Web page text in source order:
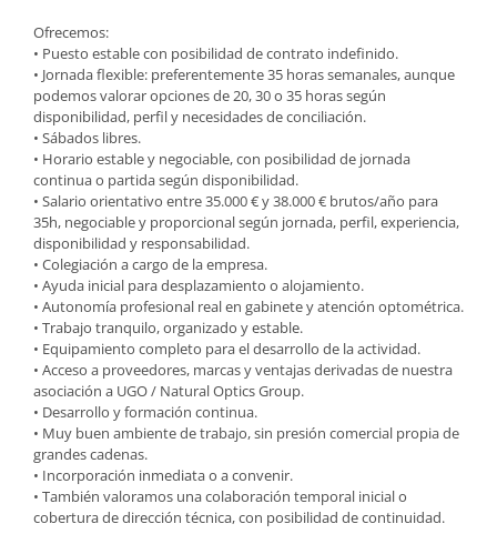
Ofrecemos:
• Puesto estable con posibilidad de contrato indefinido.
• Jornada flexible: preferentemente 35 horas semanales, aunque
podemos valorar opciones de 20, 30 o 35 horas según
disponibilidad, perfil y necesidades de conciliación.
• Sábados libres.
• Horario estable y negociable, con posibilidad de jornada
continua o partida según disponibilidad.
• Salario orientativo entre 35.000 € y 38.000 € brutos/año para
35h, negociable y proporcional según jornada, perfil, experiencia,
disponibilidad y responsabilidad.
• Colegiación a cargo de la empresa.
• Ayuda inicial para desplazamiento o alojamiento.
• Autonomía profesional real en gabinete y atención optométrica.
• Trabajo tranquilo, organizado y estable.
• Equipamiento completo para el desarrollo de la actividad.
• Acceso a proveedores, marcas y ventajas derivadas de nuestra
asociación a UGO / Natural Optics Group.
• Desarrollo y formación continua.
• Muy buen ambiente de trabajo, sin presión comercial propia de
grandes cadenas.
• Incorporación inmediata o a convenir.
• También valoramos una colaboración temporal inicial o
cobertura de dirección técnica, con posibilidad de continuidad.